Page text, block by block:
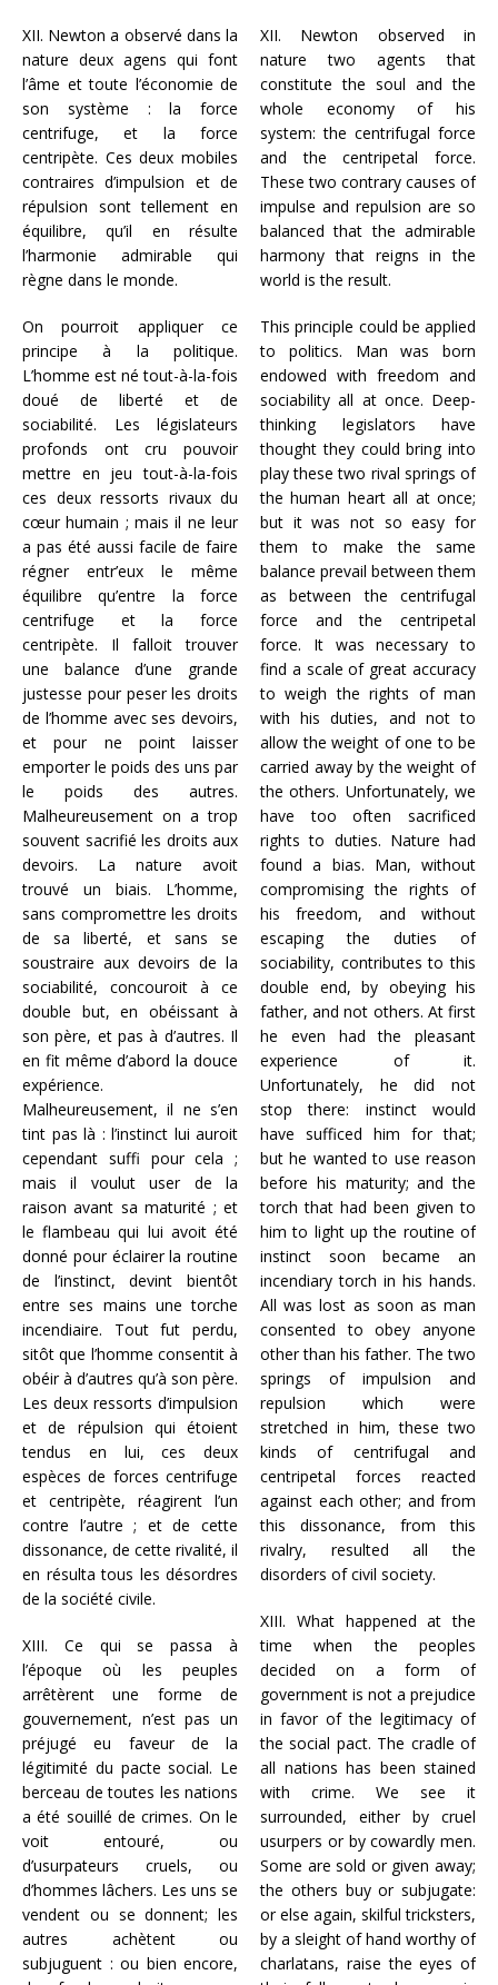
XII. Newton a observé dans la
nature deux agens qui font
l’âme et toute l’économie de
son système : la force
centrifuge, et la force
centripète. Ces deux mobiles
contraires d’impulsion et de
répulsion sont tellement en
équilibre, qu’il en résulte
l’harmonie admirable qui
règne dans le monde.
On pourroit appliquer ce
principe à la politique.
L’homme est né tout-à-la-fois
doué de liberté et de
sociabilité. Les législateurs
profonds ont cru pouvoir
mettre en jeu tout-à-la-fois
ces deux ressorts rivaux du
cœur humain ; mais il ne leur
a pas été aussi facile de faire
régner entr’eux le même
équilibre qu’entre la force
centrifuge et la force
centripète. Il falloit trouver
une balance d’une grande
justesse pour peser les droits
de l’homme avec ses devoirs,
et pour ne point laisser
emporter le poids des uns par
le poids des autres.
Malheureusement on a trop
souvent sacrifié les droits aux
devoirs. La nature avoit
trouvé un biais. L’homme,
sans compromettre les droits
de sa liberté, et sans se
soustraire aux devoirs de la
sociabilité, concouroit à ce
double but, en obéissant à
son père, et pas à d’autres. Il
en fit même d’abord la douce
expérience.
Malheureusement, il ne s’en
tint pas là : l’instinct lui auroit
cependant suffi pour cela ;
mais il voulut user de la
raison avant sa maturité ; et
le flambeau qui lui avoit été
donné pour éclairer la routine
de l’instinct, devint bientôt
entre ses mains une torche
incendiaire. Tout fut perdu,
sitôt que l’homme consentit à
obéir à d’autres qu’à son père.
Les deux ressorts d’impulsion
et de répulsion qui étoient
tendus en lui, ces deux
espèces de forces centrifuge
et centripète, réagirent l’un
contre l’autre ; et de cette
dissonance, de cette rivalité, il
en résulta tous les désordres
de la société civile.
XIII. Ce qui se passa à
l’époque où les peuples
arrêtèrent une forme de
gouvernement, n’est pas un
préjugé eu faveur de la
légitimité du pacte social. Le
berceau de toutes les nations
a été souillé de crimes. On le
voit entouré, ou
d’usurpateurs cruels, ou
d’hommes lâchers. Les uns se
vendent ou se donnent; les
autres achètent ou
subjuguent : ou bien encore,
XII. Newton observed in
nature two agents that
constitute the soul and the
whole economy of his
system: the centrifugal force
and the centripetal force.
These two contrary causes of
impulse and repulsion are so
balanced that the admirable
harmony that reigns in the
world is the result.
This principle could be applied
to politics. Man was born
endowed with freedom and
sociability all at once. Deep-
thinking legislators have
thought they could bring into
play these two rival springs of
the human heart all at once;
but it was not so easy for
them to make the same
balance prevail between them
as between the centrifugal
force and the centripetal
force. It was necessary to
find a scale of great accuracy
to weigh the rights of man
with his duties, and not to
allow the weight of one to be
carried away by the weight of
the others. Unfortunately, we
have too often sacrificed
rights to duties. Nature had
found a bias. Man, without
compromising the rights of
his freedom, and without
escaping the duties of
sociability, contributes to this
double end, by obeying his
father, and not others. At first
he even had the pleasant
experience of it.
Unfortunately, he did not
stop there: instinct would
have sufficed him for that;
but he wanted to use reason
before his maturity; and the
torch that had been given to
him to light up the routine of
instinct soon became an
incendiary torch in his hands.
All was lost as soon as man
consented to obey anyone
other than his father. The two
springs of impulsion and
repulsion which were
stretched in him, these two
kinds of centrifugal and
centripetal forces reacted
against each other; and from
this dissonance, from this
rivalry, resulted all the
disorders of civil society.
XIII. What happened at the
time when the peoples
decided on a form of
government is not a prejudice
in favor of the legitimacy of
the social pact. The cradle of
all nations has been stained
with crime. We see it
surrounded, either by cruel
usurpers or by cowardly men.
Some are sold or given away;
the others buy or subjugate:
or else again, skilful tricksters,
by a sleight of hand worthy of
charlatans, raise the eyes of